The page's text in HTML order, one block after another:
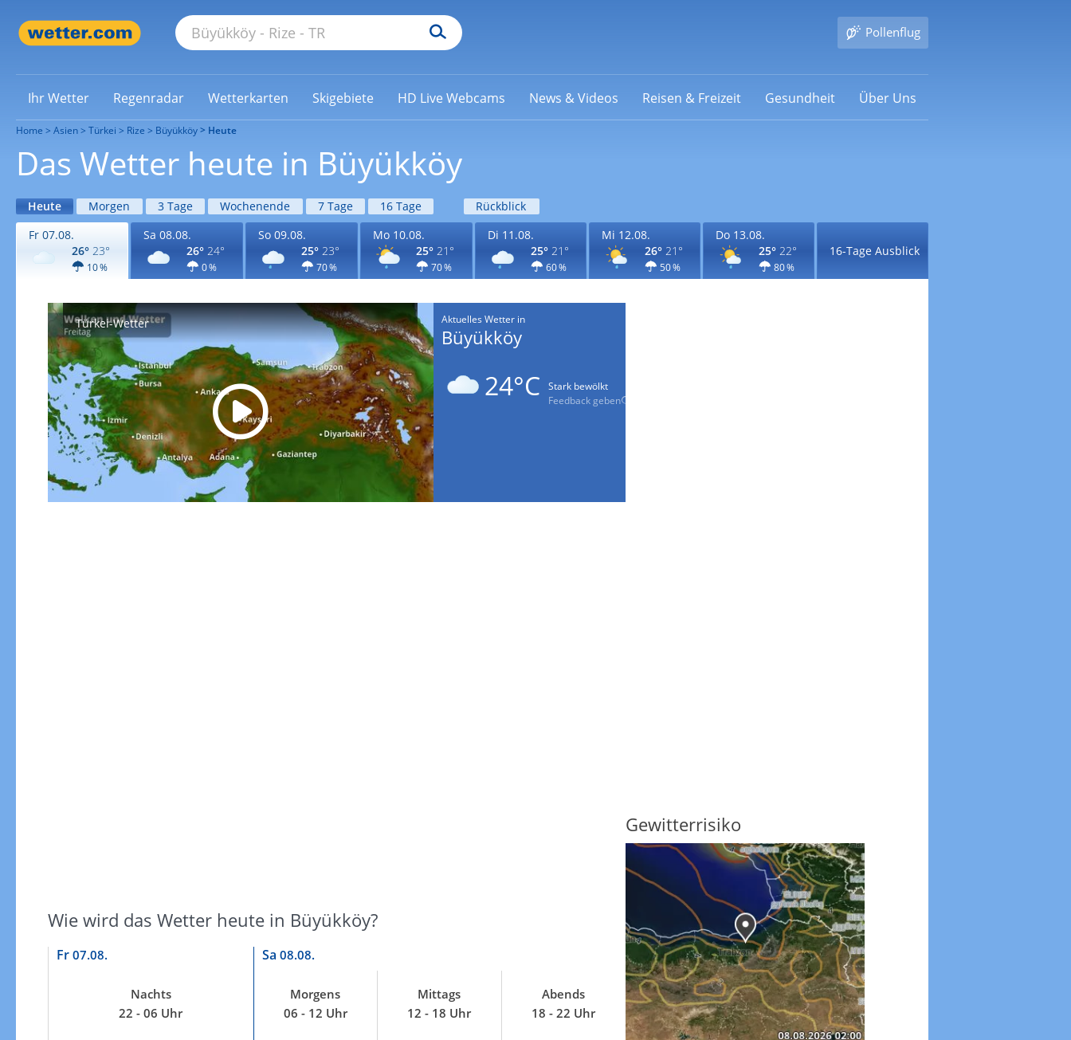
Pollenflug
Ihr Wetter Regenradar Wetterkarten Skigebiete HD Live Webcams News & Videos Reisen & Freizeit Gesundheit Über Uns
Home Asien Türkei Rize Büyükköy Heute
Das Wetter heute in Büyükköy
Heute Morgen 3 Tage Wochenende 7 Tage 16 Tage
Rückblick
Fr 07.08.
26° 23°
10 %
Sa 08.08.
26° 24°
0 %
So 09.08.
25° 23°
70 %
Mo 10.08.
25° 21°
70 %
Di 11.08.
25° 21°
60 %
Mi 12.08.
26° 21°
50 %
Do 13.08.
25° 22°
80 %
16-Tage Ausblick
Türkei-Wetter Aktuelles Wetter in
Büyükköy
24°C
Stark bewölkt
Feedback geben
Wie wird das Wetter heute in Büyükköy?
Fr 07.08. Sa 08.08.
Nachts
22 - 06 Uhr
Morgens
06 - 12 Uhr
Mittags
12 - 18 Uhr
Abends
18 - 22 Uhr
Gewitterrisiko